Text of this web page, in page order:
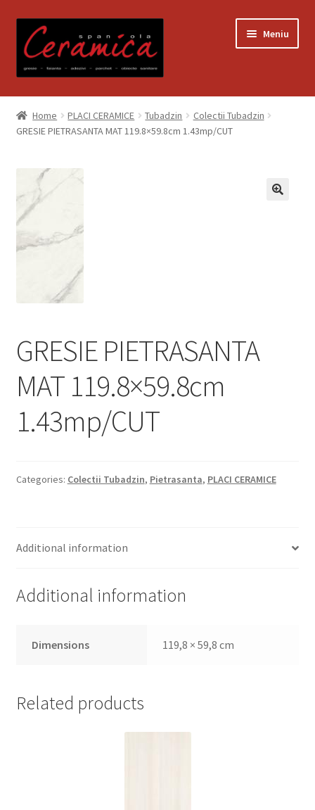
la
navigare
la
conținut
Meniu
Prima pagină
Blog
Contact
Contul meu
Coș
Plata si Livrare
Politică de confidențialitate
Politica de cookie
Plată
Home PLACI CERAMICE Tubadzin
Colectii Tubadzin
GRESIE PIETRASANTA MAT 119.8×59.8cm 1.43mp/CUT
GRESIE PIETRASANTA
MAT 119.8×59.8cm
1.43mp/CUT
Categories: Colectii Tubadzin, Pietrasanta, PLACI CERAMICE
Additional information
Additional information
Dimensions 119,8 × 59,8 cm
Related products